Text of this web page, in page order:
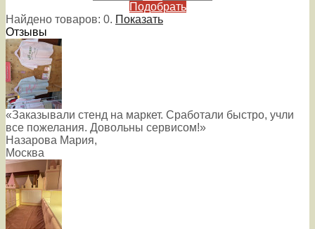
Подобрать
Найдено товаров: 0. Показать
Отзывы
«Заказывали стенд на маркет. Сработали быстро, учли
все пожелания. Довольны сервисом!»
Назарова Мария,
Москва